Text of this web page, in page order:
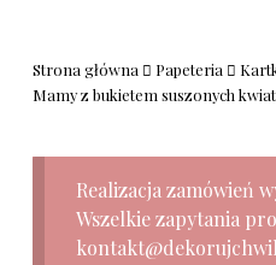
Strona główna Papeteria
Mamy z bukietem suszonych
Realizacja zamówień
Wszelkie zapytania